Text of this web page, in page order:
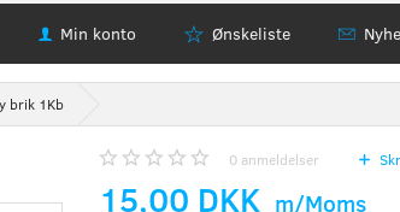
Min konto Ønskeliste
brik 1Kb
0anmeldelser
15,00 DKK m/Moms